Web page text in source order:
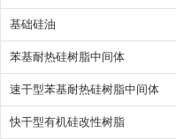
基础硅油
苯基耐热硅树脂中间体
速干型苯基耐热硅树脂中间体
快干型有机硅改性树脂